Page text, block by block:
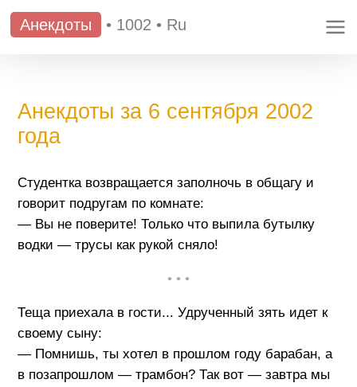
Анекдоты • 1002 • Ru
Анекдоты за 6 сентября 2002
года
Студентка возвращается заполночь в общагу и
говорит подругам по комнате:
— Вы не поверите! Только что выпила бутылку
водки — трусы как рукой сняло!
• • •
Теща приехала в гости... Удрученный зять идет к
своему сыну:
— Помнишь, ты хотел в прошлом году барабан, а
в позапрошлом — трамбон? Так вот — завтра мы